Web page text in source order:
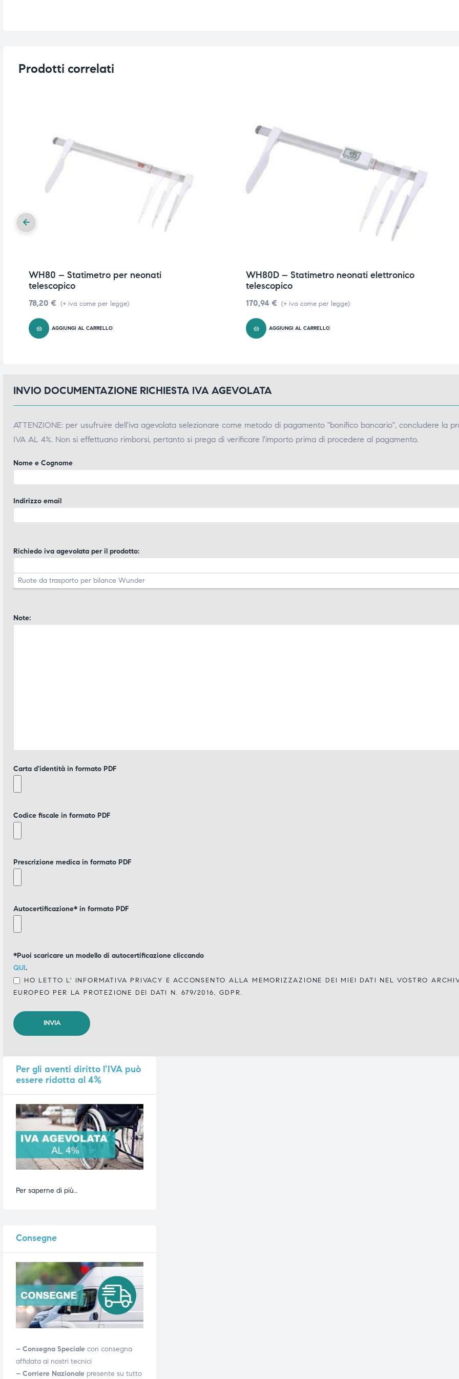
e
Prodotti correlati
WH80 – Statimetro per neonati
telescopico
78,20 € (+ iva come per legge)
AGGIUNGI AL CARRELLO
WH80D – Statimetro neonati elettronico
telescopico
170,94 € (+ iva come per legge)
AGGIUNGI AL CARRELLO
INVIO DOCUMENTAZIONE RICHIESTA IVA AGEVOLATA
ATTENZIONE: per usufruire dell'iva agevolata selezionare come metodo di pagamento "bonifico bancario", concludere la
IVA AL 4%. Non si effettuano rimborsi, pertanto si prega di verificare l'importo prima di procedere al pagamento.
Nome e Cognome
Indirizzo email
Richiedo iva agevolata per il prodotto:
Note:
Carta d'identità in formato PDF
Codice fiscale in formato PDF
Prescrizione medica in formato PDF
Autocertificazione* in formato PDF
*Puoi scaricare un modello di autocertificazione cliccando
QUI.
HO LETTO L' INFORMATIVA PRIVACY E ACCONSENTO ALLA MEMORIZZAZIONE DEI MIEI DATI NEL VOSTRO
EUROPEO PER LA PROTEZIONE DEI DATI N. 679/2016, GDPR.
Per gli aventi diritto l’IVA può
essere ridotta al 4%
Per saperne di più…
Consegne
– Consegna Speciale con consegna
affidata ai nostri tecnici
– Corriere Nazionale presente su tutto
e